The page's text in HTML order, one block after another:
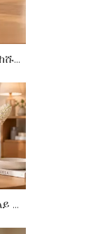
በቻይና የዩኤስ ዳይሰን ፀጉር ማድረቂያን ከሹንሆንግ ትራንስፎርመሮች ጋር ደህንነቱ በተጠበቀ ሁኔታ እንዴት መጠቀም እንደሚቻል
የሹንሆንግ የሙቀት መከላከያ ከመጠን በላይ ሙቀትን እንዴት እንደሚከላከል